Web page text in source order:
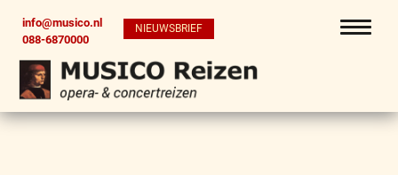
info@musico.nl
088-6870000
NIEUWSBRIEF